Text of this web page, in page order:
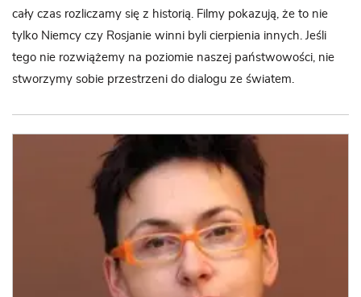
cały czas rozliczamy się z historią. Filmy pokazują, że to nie
tylko Niemcy czy Rosjanie winni byli cierpienia innych. Jeśli
tego nie rozwiążemy na poziomie naszej państwowości, nie
stworzymy sobie przestrzeni do dialogu ze światem.